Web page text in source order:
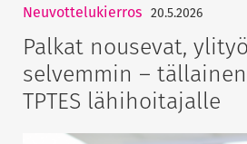
Neuvottelukierros 20.5.2026
Palkat nousevat,
selvemmin –
TPTES lähihoitajalle